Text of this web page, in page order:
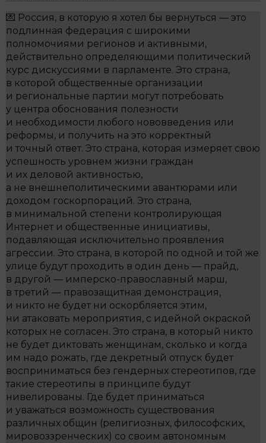
💌 Россия, в которую я хотел бы вернуться — это
подлинная федерация с широкими
полномочиями регионов и активными,
действительно определяющими политический
курс дискуссиями в парламенте. Это страна,
в которой общественные организации
и региональные партии могут потребовать
у центра обоснования полезности
и необходимости любого нововведения или
реформы, и получить на это корректный
и точный ответ. Это страна, которая измеряет свою
успешность уровнем жизни граждан
и их деловой активностью,
а не внешнеполитическими авантюрами или
доходом госкорпораций. Это страна,
в минимальной степени контролирующая
Интернет и общественные инициативы,
подавляющая исключительно проявления
агрессии. Это страна, в которой по одной и той же
улице будут проходить в один день — прайд,
в другой — имперско-православный марш,
в третий — правозащитная демонстрация,
и никто не будет ни оскорбляется этим,
ни атаковать мероприятия, с идейной окраской
которых не согласен. Это страна, в который никто
не будет диктовать женщинам, сколько и когда
им надо рожать, где декретный отпуск будет
восприниматься без гендерных стереотипов, где
такие стереотипы в принципе будут
нивелированы. Где будет приниматься
и уважаться возможность существования
различных общин (религиозных, философских,
мировоззренческих) со своим автономным